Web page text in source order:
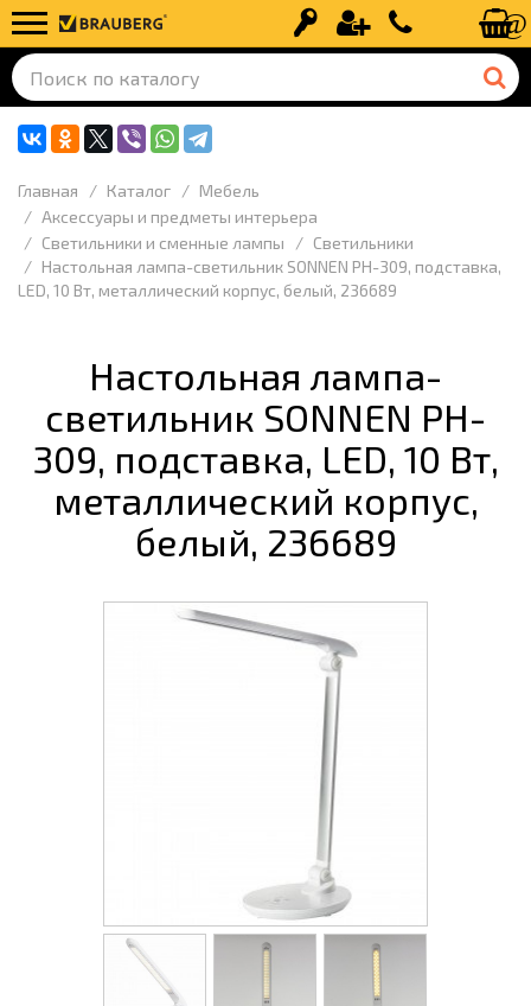
Вход Регистрация+7 (499) 110-
Главная Каталог
Мебель
Аксессуары и предметы интерьера
Светильники и сменные лампы
Светильники
Настольная лампа-светильник SONNEN PH-309, подставка,
LED, 10 Вт, металлический корпус, белый, 236689
Настольная лампа-
светильник SONNEN PH-
309, подставка, LED, 10 Вт,
металлический корпус,
белый, 236689